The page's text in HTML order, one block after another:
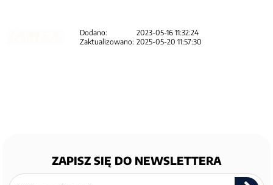
Dodano:
2023-05-16 11:32:24
Zaktualizowano: 2025-05-20 11:57:30
ZAPISZ SIĘ DO NEWSLETTERA
Zapisz
się